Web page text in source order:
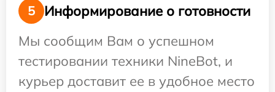
5
Информирование о готовности
Мы сообщим Вам о успешном
тестировании техники NineBot, и
курьер доставит ее в удобное место